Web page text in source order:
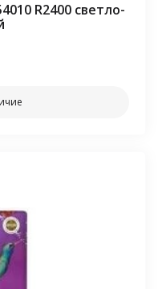
R2400 светло-